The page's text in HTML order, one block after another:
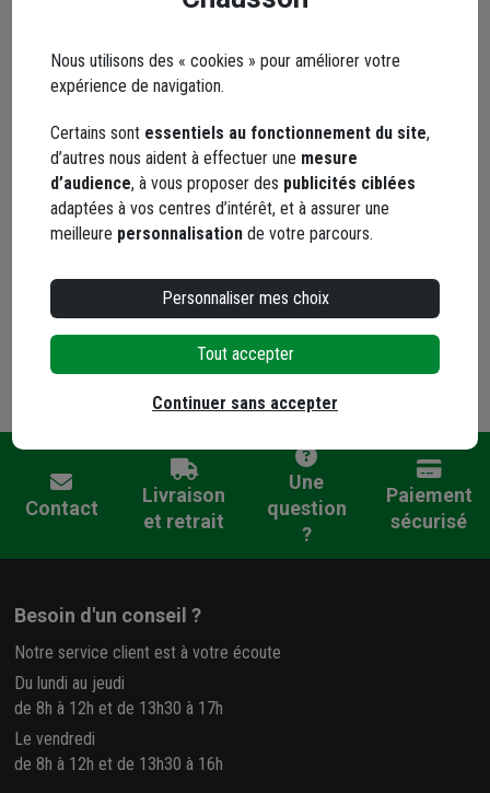
Détail de votre demande *
Envoyer ma demande
Contact
Livraison
et retrait
Une
question
?
Paiement
sécurisé
Besoin d'un conseil ?
Notre service client est à votre écoute
Du lundi au jeudi
de 8h à 12h et de 13h30 à 17h
Le vendredi
de 8h à 12h et de 13h30 à 16h
Nous utilisons des « cookies » pour améliorer votre
expérience de navigation.
Certains sont essentiels au fonctionnement du site,
d’autres nous aident à effectuer une mesure
d’audience, à vous proposer des publicités ciblées
adaptées à vos centres d’intérêt, et à assurer une
meilleure personnalisation de votre parcours.
Personnaliser mes choix
Tout accepter
Continuer sans accepter